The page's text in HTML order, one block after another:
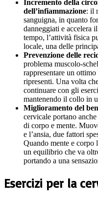
Incremento della
dell’infiammazione: il
sanguigna, in quanto
danneggiati e accelera
tempo, l’attività fisica
locale, una delle
Prevenzione delle
problema muscolo-
rappresentare un
ripresenti. Una volta
continuare con gli
mantenendo il collo in
Miglioramento del
cervicale portano
di corpo e mente.
e l’ansia, due fattori
Quando mente e corpo
un equilibrio che va
portando a una
Esercizi per la